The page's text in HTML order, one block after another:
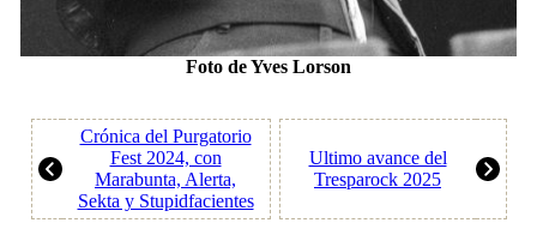
Foto de Yves Lorson
Crónica del Purgatorio
Fest 2024, con
Marabunta, Alerta,
Sekta y Stupidfacientes
Ultimo avance del
Tresparock 2025